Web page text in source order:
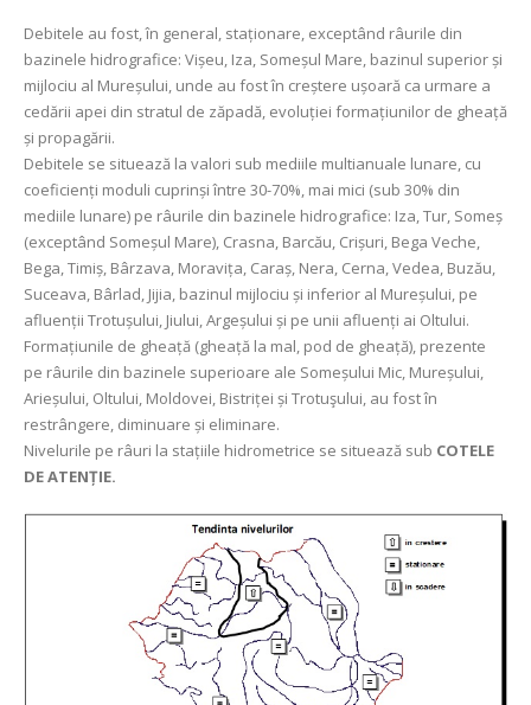
Debitele au fost, în general, staționare, exceptând râurile din
bazinele hidrografice: Vișeu, Iza, Someșul Mare, bazinul superior și
mijlociu al Mureșului, unde au fost în creștere ușoară ca urmare a
cedării apei din stratul de zăpadă, evoluției formațiunilor de gheață
și propagării.
Debitele se situează la valori sub mediile multianuale lunare, cu
coeficienți moduli cuprinși între 30-70%, mai mici (sub 30% din
mediile lunare) pe râurile din bazinele hidrografice: Iza, Tur, Someș
(exceptând Someșul Mare), Crasna, Barcău, Crișuri, Bega Veche,
Bega, Timiș, Bârzava, Moravița, Caraș, Nera, Cerna, Vedea, Buzău,
Suceava, Bârlad, Jijia, bazinul mijlociu și inferior al Mureșului, pe
afluenții Trotușului, Jiului, Argeșului și pe unii afluenți ai Oltului.
Formațiunile de gheață (gheață la mal, pod de gheață), prezente
pe râurile din bazinele superioare ale Someșului Mic, Mureșului,
Arieșului, Oltului, Moldovei, Bistriței și Trotuşului, au fost în
restrângere, diminuare și eliminare.
Nivelurile pe râuri la stațiile hidrometrice se situează sub COTELE
DE ATENȚIE.